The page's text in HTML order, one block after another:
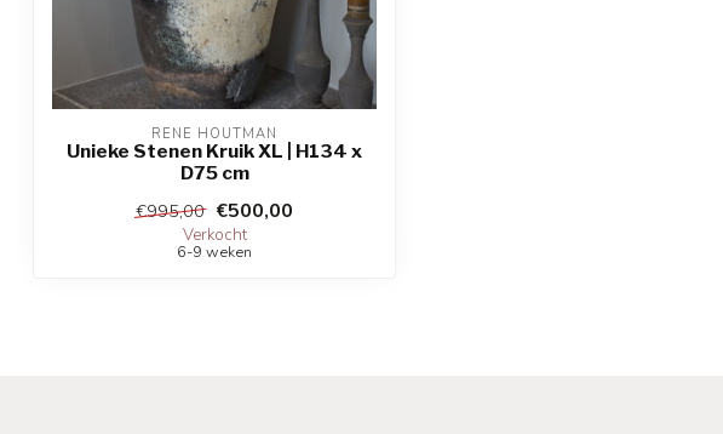
RENE HOUTMAN
Unieke Stenen Kruik XL | H134 x
D75 cm
€995,00 €500,00
Verkocht
6-9 weken